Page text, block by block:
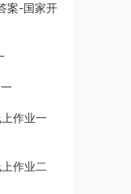
案-国家开
作业一
作业二